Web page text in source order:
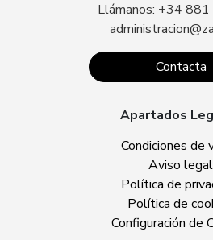
Llámanos: +34
Contacta
Apartados
Condiciones de
Aviso legal
Política de
Política de
Configuración de